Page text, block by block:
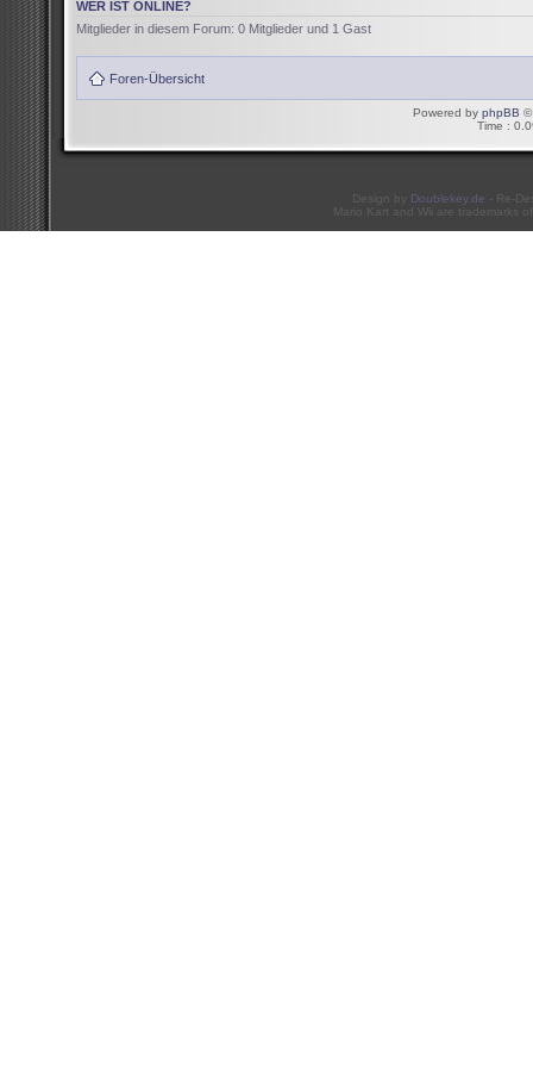
WER IST ONLINE?
Mitglieder in diesem Forum: 0 Mitglieder und 1 Gast
Foren-Übersicht
Powered by phpBB ©
Time :
Design by Doublekey.de - Re-
Mario Kart and Wii are trademarks